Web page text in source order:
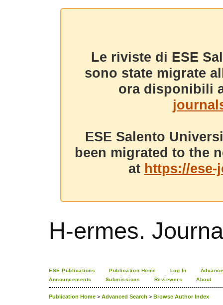
Le riviste di ESE
sono state migrate
ora disponibili
ESE Salento
been migrated to the
at https://
H-ermes.
ESE Publications Publication Home Log In
Announcements
Submissions Reviewers About
Publication Home > Advanced Search > Browse Author Index